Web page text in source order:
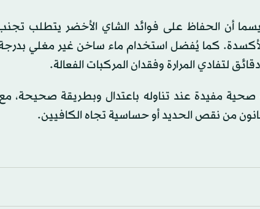
أن الحفاظ على فوائد الشاي الأخضر يتطلب
كما يُفضل استخدام ماء ساخن غير مغلي
مفيدة عند تناوله باعتدال وبطريقة صحيحة،
من نقص الحديد أو حساسية تجاه الكافيين.